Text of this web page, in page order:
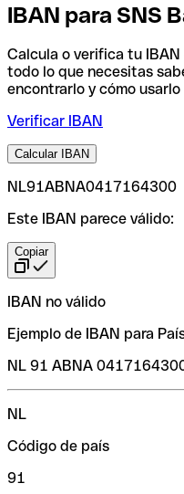
IBAN para SNS
Calcula o verifica tu
todo lo que necesitas
encontrarlo y cómo
Verificar IBAN
Calcular IBAN
NL91ABNA0417164300
Este IBAN parece válido:
Copiar
IBAN no válido
Ejemplo de IBAN para
NL 91 ABNA
NL
Código de país
91